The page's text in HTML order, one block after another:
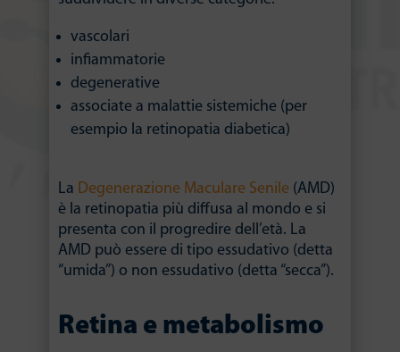
vascolari
infiammatorie
degenerative
associate a malattie sistemiche (per
esempio la retinopatia diabetica)
La Degenerazione Maculare Senile (AMD)
è la retinopatia più diffusa al mondo e si
presenta con il progredire dell’età. La
AMD può essere di tipo essudativo (detta
“umida”) o non essudativo (detta “secca”).
Retina e metabolismo